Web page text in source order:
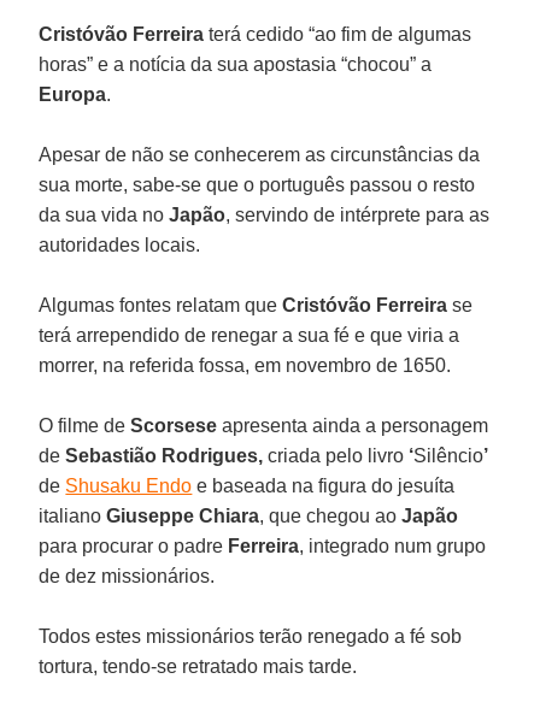
Cristóvão Ferreira terá cedido “ao fim de algumas
horas” e a notícia da sua apostasia “chocou” a
Europa.
Apesar de não se conhecerem as circunstâncias da
sua morte, sabe-se que o português passou o resto
da sua vida noJapão, servindo de intérprete para as
autoridades locais.
Algumas fontes relatam queCristóvão Ferreira se
terá arrependido de renegar a sua fé e que viria a
morrer, na referida fossa, em novembro de 1650.
O filme deScorsese apresenta ainda a personagem
deSebastião Rodrigues, criada pelo livro ‘Silêncio’
de Shusaku Endo e baseada na figura do jesuíta
italianoGiuseppe Chiara, que chegou aoJapão
para procurar o padre Ferreira, integrado num grupo
de dez missionários.
Todos estes missionários terão renegado a fé sob
tortura, tendo-se retratado mais tarde.